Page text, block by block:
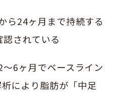
ら24ヶ月まで持続する
されている
6ヶ月でベースライン
により脂肪が「中足